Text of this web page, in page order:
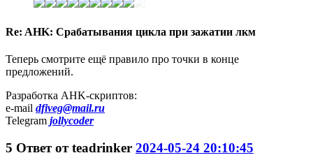
Re: AHK: Срабатывания цикла при зажатии лкм
Теперь смотрите ещё правило про точки в конце
предложений.
Разработка AHK-скриптов:
e-mail dfiveg@mail.ru
Telegram jollycoder
5 Ответ отteadrinker 2024-05-24 20:10:45